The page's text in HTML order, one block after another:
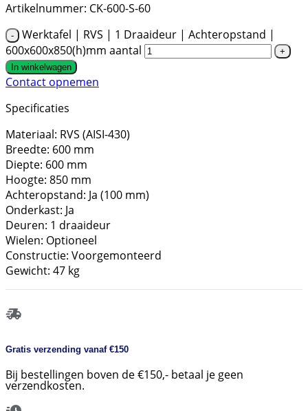
Artikelnummer: CK-600-S-60
Werktafel | RVS | 1 Draaideur | Achteropstand |
600x600x850(h)mm aantal
In winkelwagen
Contact opnemen
Specificaties
Materiaal: RVS (AISI-430)
Breedte: 600 mm
Diepte: 600 mm
Hoogte: 850 mm
Achteropstand: Ja (100 mm)
Onderkast: Ja
Deuren: 1 draaideur
Wielen: Optioneel
Constructie: Voorgemonteerd
Gewicht: 47 kg
Gratis verzending vanaf €150
Bij bestellingen boven de €150,- betaal je geen
verzendkosten.